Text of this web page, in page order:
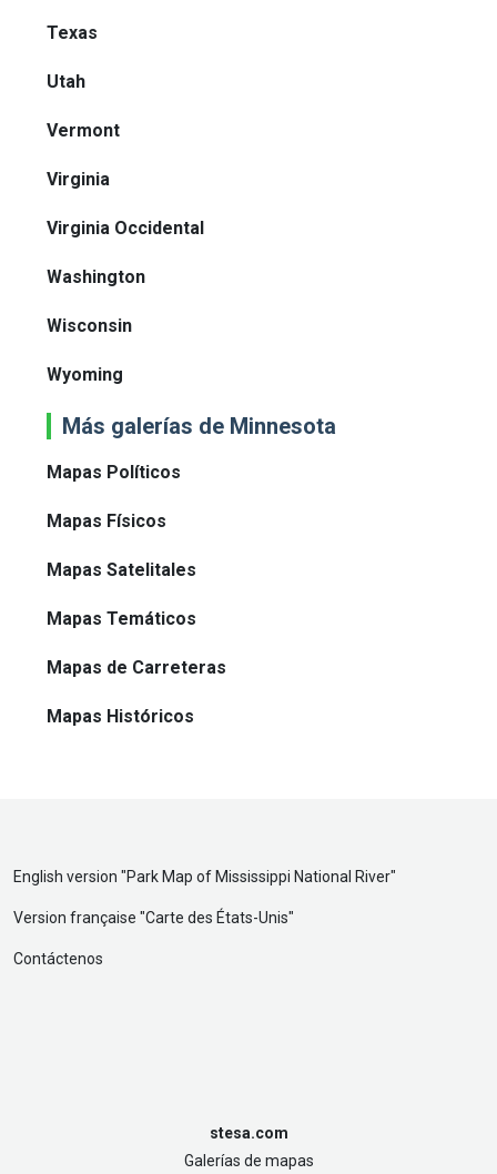
Texas
Utah
Vermont
Virginia
Virginia Occidental
Washington
Wisconsin
Wyoming
Más galerías de Minnesota
Mapas Políticos
Mapas Físicos
Mapas Satelitales
Mapas Temáticos
Mapas de Carreteras
Mapas Históricos
English version "Park Map of Mississippi National River"
Version française "Carte des États-Unis"
Contáctenos
stesa.com
Galerías de mapas